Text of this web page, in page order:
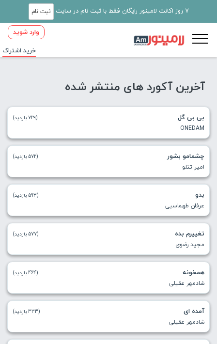
7 روز اکانت لامینور رایگان فقط با ثبت نام در سایت ثبت نام
وارد شوید
خرید اشتراک
آخرین آکورد های منتشر شده
بی بی گل
ONEDAM
(729 بازدید)
چشمامو بشور
امیر تتلو
(572 بازدید)
بدو
عرفان طهماسبی
(593 بازدید)
تغییرم بده
مجید رضوی
(577 بازدید)
همخونه
شادمهر عقیلی
(464 بازدید)
آمده ای
شادمهر عقیلی
(333 بازدید)